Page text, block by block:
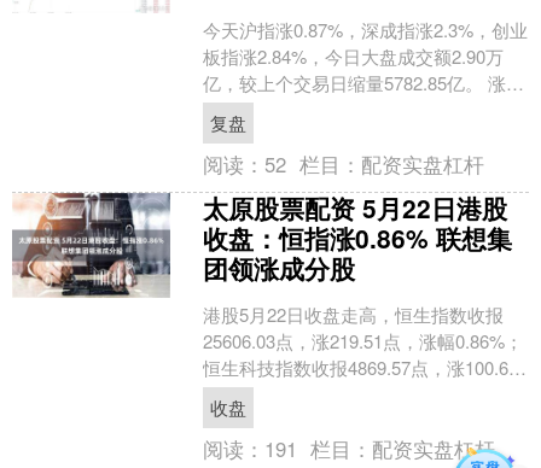
今天沪指涨0.87%，深成指涨2.3%，创业
板指涨2.84%，今日大盘成交额2.90万
亿，较上个交易日缩量5782.85亿。 涨停
个股数量方面，今日共计136股....
复盘
阅读： 52 栏目： 配资实盘杠杆
太原股票配资 5月22日港股
收盘：恒指涨0.86% 联想集
团领涨成分股
港股5月22日收盘走高，恒生指数收报
25606.03点，涨219.51点，涨幅0.86%；
恒生科技指数收报4869.57点，涨100.67
点，涨幅2.11%。恒....
收盘
阅读： 191 栏目： 配资实盘杠杆